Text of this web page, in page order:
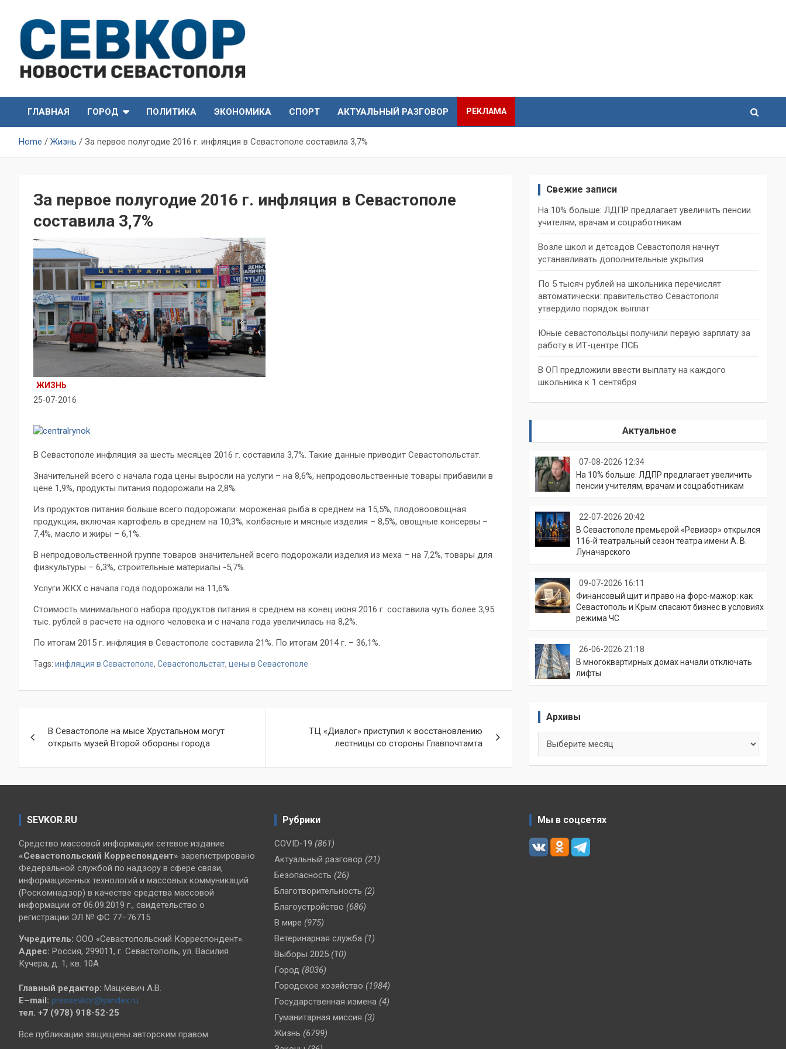
content
СевКор — Новости
Севастополя
Севастополя
ГЛАВНАЯ
ГОРОД ПОЛИТИКА ЭКОНОМИКА СПОРТ АКТУАЛЬНЫЙ РАЗГОВОР РЕКЛАМА
Home Жизнь За первое полугодие 2016 г. инфляция в Севастополе составила 3,7%
За первое полугодие 2016 г. инфляция в Севастополе
составила 3,7%
ЖИЗНЬ
25-07-2016
В Севастополе инфляция за шесть месяцев 2016 г. составила 3,7%. Такие данные приводит Севастопольстат.
Значительней всего с начала года цены выросли на услуги – на 8,6%, непродовольственные товары прибавили в
цене 1,9%, продукты питания подорожали на 2,8%.
Из продуктов питания больше всего подорожали: мороженая рыба в среднем на 15,5%, плодовоовощная
продукция, включая картофель в среднем на 10,3%, колбасные и мясные изделия – 8,5%, овощные консервы –
7,4%, масло и жиры – 6,1%.
В непродовольственной группе товаров значительней всего подорожали изделия из меха – на 7,2%, товары для
физкультуры – 6,3%, строительные материалы -5,7%.
Услуги ЖКХ с начала года подорожали на 11,6%.
Стоимость минимального набора продуктов питания в среднем на конец июня 2016 г. составила чуть более 3,95
тыс. рублей в расчете на одного человека и с начала года увеличилась на 8,2%.
По итогам 2015 г. инфляция в Севастополе составила 21%. По итогам 2014 г. – 36,1%.
Tags: инфляция в Севастополе, Севастопольстат, цены в Севастополе
по
записям
В Севастополе на мысе Хрустальном могут
открыть музей Второй обороны города
ТЦ «Диалог» приступил к восстановлению
лестницы со стороны Главпочтамта
Свежие записи
На 10% больше: ЛДПР предлагает увеличить пенсии
учителям, врачам и соцработникам
Возле школ и детсадов Севастополя начнут
устанавливать дополнительные укрытия
По 5 тысяч рублей на школьника перечислят
автоматически: правительство Севастополя
утвердило порядок выплат
Юные севастопольцы получили первую зарплату за
работу в ИТ-центре ПСБ
В ОП предложили ввести выплату на каждого
школьника к 1 сентября
Актуальное
07-08-2026 12:34
На 10% больше: ЛДПР предлагает увеличить
пенсии учителям, врачам и соцработникам
22-07-2026 20:42
В Севастополе премьерой «Ревизор» открылся
116-й театральный сезон театра имени А. В.
Луначарского
09-07-2026 16:11
Финансовый щит и право на форс-мажор: как
Севастополь и Крым спасают бизнес в условиях
режима ЧС
26-06-2026 21:18
В многоквартирных домах начали отключать
лифты
Архивы
SEVKOR.RU
Средство массовой информации сетевое издание
«Севастопольский Корреспондент» зарегистрировано
Федеральной службой по надзору в сфере связи,
информационных технологий и массовых коммуникаций
(Роскомнадзор) в качестве средства массовой
информации от 06.09.2019 г., свидетельство о
регистрации ЭЛ № ФС 77–76715
Учредитель: ООО «Севастопольский Корреспондент».
Адрес: Россия, 299011, г. Севастополь, ул. Василия
Кучера, д. 1, кв. 10А
Главный редактор: Мацкевич А.В.
E–mail: pressevkor@yandex.ru
тел. +7 (978) 918-52-25
Все публикации защищены авторским правом.
Рубрики
COVID-19 (861)
Актуальный разговор (21)
Безопасность (26)
Благотворительность (2)
Благоустройство (686)
В мире (975)
Ветеринарная служба (1)
Выборы 2025 (10)
Город (8036)
Городское хозяйство (1984)
Государственная измена (4)
Гуманитарная миссия (3)
Жизнь (6799)
Мы в соцсетях